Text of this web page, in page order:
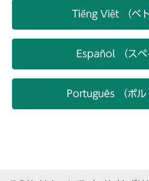
Tiếng Việt （ベト
Español （スペ
Português （ポル